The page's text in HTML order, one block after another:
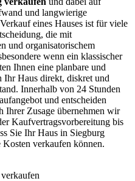
und langwierige
eines Hauses ist für viele
die mit
und organisatorischem
wenn ein klassischer
Ihnen eine planbare und
Ihr Haus direkt, diskret und
Innerhalb von 24 Stunden
und entscheiden
Ihrer Zusage übernehmen wir
Kaufvertragsvorbereitung bis
Sie Ihr Haus in Siegburg
Kosten verkaufen können.